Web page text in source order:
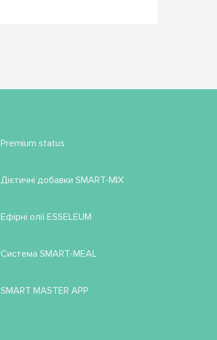
Premium status
Дієтичні добавки SMART-MIX
Ефірні олії ESSELEUM
Система SMART-MEAL
SMART MASTER APP